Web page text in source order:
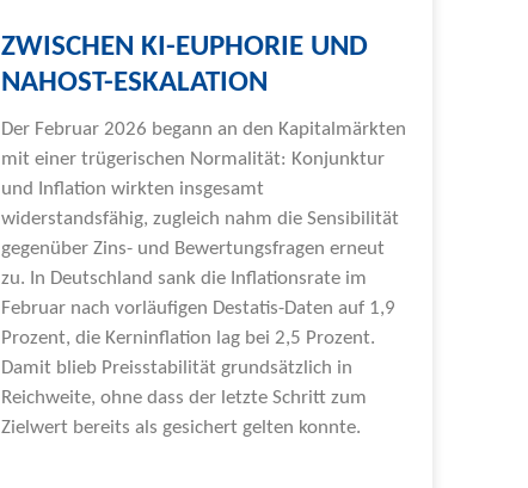
ZWISCHEN KI-EUPHORIE UND
NAHOST-ESKALATION
Der Februar 2026 begann an den Kapitalmärkten
mit einer trügerischen Normalität: Konjunktur
und Inflation wirkten insgesamt
widerstandsfähig, zugleich nahm die Sensibilität
gegenüber Zins- und Bewertungsfragen erneut
zu. In Deutschland sank die Inflationsrate im
Februar nach vorläufigen Destatis-Daten auf 1,9
Prozent, die Kerninflation lag bei 2,5 Prozent.
Damit blieb Preisstabilität grundsätzlich in
Reichweite, ohne dass der letzte Schritt zum
Zielwert bereits als gesichert gelten konnte.